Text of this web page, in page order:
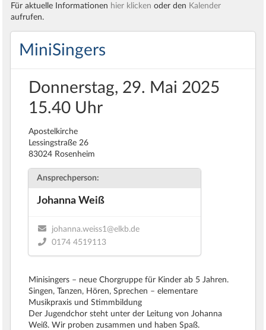
Für aktuelle Informationen hier klicken oder den Kalender
aufrufen.
MiniSingers
Donnerstag, 29. Mai 2025
15.40 Uhr
Apostelkirche
Lessingstraße 26
83024 Rosenheim
Ansprechperson:
Johanna Weiß
johanna.weiss1@elkb.de
0174 4519113
Minisingers – neue Chorgruppe für Kinder ab 5 Jahren.
Singen, Tanzen, Hören, Sprechen – elementare
Musikpraxis und Stimmbildung
Der Jugendchor steht unter der Leitung von Johanna
Weiß. Wir proben zusammen und haben Spaß.